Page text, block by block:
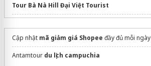
Tour Bà Nà Hill Đại Việt Tourist
thuê loa kéo Đà Lạt
muavé du thuyền sông hàngiá rẻ
Cập nhật mã giảm giá Shopee đầy đủ mỗi ngày
Antamtour du lịch campuchia